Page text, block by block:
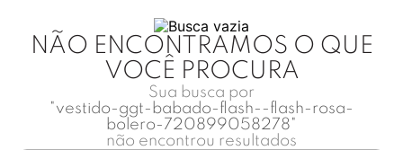
NÃO ENCONTRAMOS O QUE
VOCÊ PROCURA
Sua busca por
"vestido-ggt-babado-flash--flash-rosa-
bolero-720899058278"
não encontrou resultados